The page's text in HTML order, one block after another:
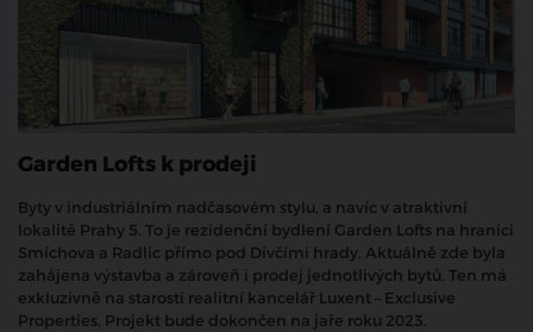
Garden Lofts k prodeji
Byty v industriálním nadčasovém stylu, a navíc v atraktivní
lokalitě Prahy 5. To je rezidenční bydlení Garden Lofts na hranici
Smíchova a Radlic přímo pod Dívčími hrady. Aktuálně zde byla
zahájena výstavba a zároveň i prodej jednotlivých bytů. Ten má
exkluzivně na starosti realitní kancelář Luxent – Exclusive
Properties. Projekt bude dokončen na jaře roku 2023.